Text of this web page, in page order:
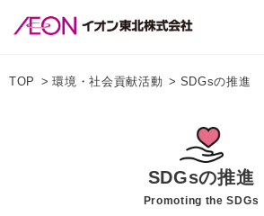
TOP 環境・社会貢献活動 SDGsの推進
SDGsの推進
Promoting the SDGs